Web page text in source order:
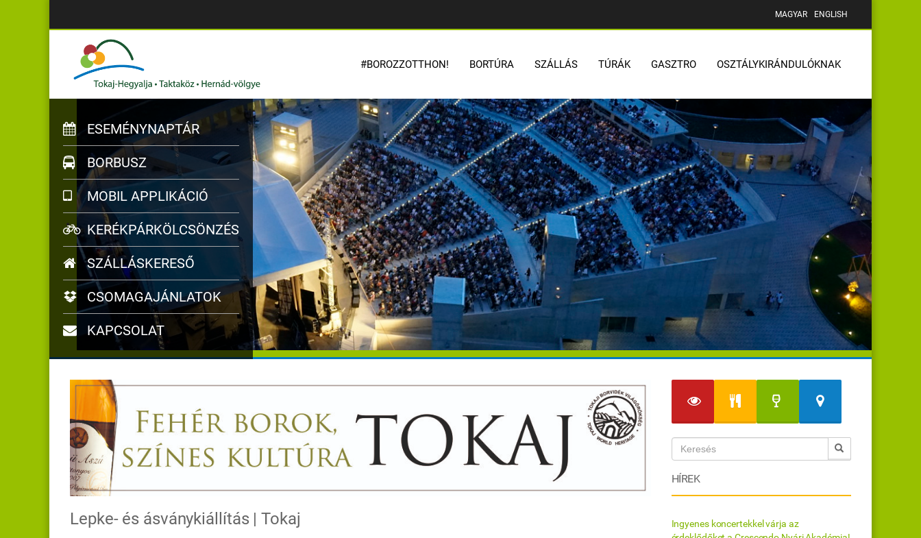
MAGYAR ENGLISH
#BOROZZOTTHON! BORTÚRA SZÁLLÁS TÚRÁK GASZTRO OSZTÁLYKIRÁNDULÓKNAK
ESEMÉNYNAPTÁR
BORBUSZ
MOBIL APPLIKÁCIÓ
KERÉKPÁRKÖLCSÖNZÉS
SZÁLLÁSKERESŐ
CSOMAGAJÁNLATOK
KAPCSOLAT
Lepke- és ásványkiállítás | Tokaj
HÍREK
Ingyenes koncertekkel várja az